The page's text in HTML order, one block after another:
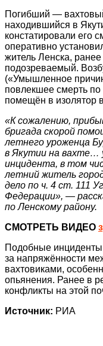
Погибший —
находившийся в
констатировали его
оперативно
житель Ленска,
подозреваемый.
(«Умышленное
повлекшее смерть
помещён в изолятор
«К сожалению,
бригада скорой
летнего уроженца
в Якутии на вахте…
инцидента, в том
летний житель
дело по ч. 4 ст. 111
Федерации», —
по Ленскому району.
СМОТРЕТЬ ВИДЕО
Подобные инциденты
за напряжённости
вахтовиками,
опьянения. Ранее в
конфликты на этой
Источник: РИА